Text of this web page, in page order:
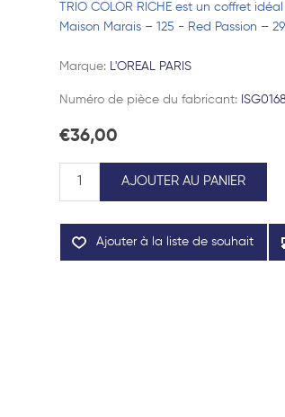
TRIO COLOR RICHE est un coffret
Maison Marais – 125 - Red Passion –
Marque: L'OREAL PARIS
Numéro de pièce du fabricant:
€36,00
AJOUTER AU PANIER
Ajouter à la liste de souhait